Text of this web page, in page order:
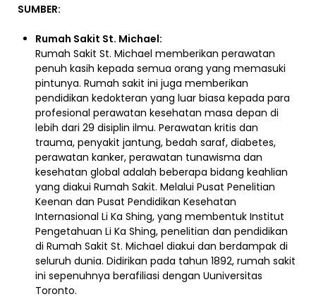
SUMBER:
Rumah Sakit St. Michael:
Rumah Sakit St. Michael memberikan perawatan
penuh kasih kepada semua orang yang memasuki
pintunya. Rumah sakit ini juga memberikan
pendidikan kedokteran yang luar biasa kepada para
profesional perawatan kesehatan masa depan di
lebih dari 29 disiplin ilmu. Perawatan kritis dan
trauma, penyakit jantung, bedah saraf, diabetes,
perawatan kanker, perawatan tunawisma dan
kesehatan global adalah beberapa bidang keahlian
yang diakui Rumah Sakit. Melalui Pusat Penelitian
Keenan dan Pusat Pendidikan Kesehatan
Internasional Li Ka Shing, yang membentuk Institut
Pengetahuan Li Ka Shing, penelitian dan pendidikan
di Rumah Sakit St. Michael diakui dan berdampak di
seluruh dunia. Didirikan pada tahun 1892, rumah sakit
ini sepenuhnya berafiliasi dengan Uuniversitas
Toronto.